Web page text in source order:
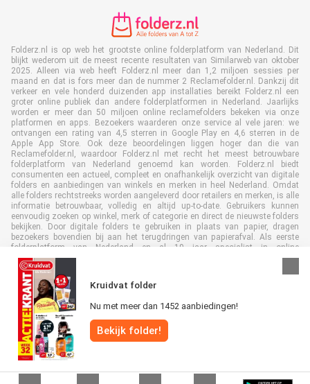
Kruidvat folder
Nu met meer dan 1452 aanbiedingen!
Bekijk folder!
Folderz.nl is op web het grootste online folderplatform van Nederland. Dit
blijkt wederom uit de meest recente resultaten van Similarweb van oktober
2025. Alleen via web heeft Folderz.nl meer dan 1,2 miljoen sessies per
maand en dat is fors meer dan de nummer 2 Reclamefolder.nl. Dankzij dit
verkeer en vele honderd duizenden app installaties bereikt Folderz.nl een
groter online publiek dan andere folderplatformen in Nederland. Jaarlijks
worden er meer dan 50 miljoen online reclamefolders bekeken via onze
platformen en apps. Bezoekers waarderen onze service al vele jaren: we
ontvangen een rating van 4,5 sterren in Google Play en 4,6 sterren in de
Apple App Store. Ook deze beoordelingen liggen hoger dan die van
Reclamefolder.nl, waardoor Folderz.nl met recht het meest betrouwbare
folderplatform van Nederland genoemd kan worden. Folderz.nl biedt
consumenten een actueel, compleet en onafhankelijk overzicht van digitale
folders en aanbiedingen van winkels en merken in heel Nederland. Omdat
alle folders rechtstreeks worden aangeleverd door retailers en merken, is alle
informatie betrouwbaar, volledig en altijd up-to-date. Gebruikers kunnen
eenvoudig zoeken op winkel, merk of categorie en direct de nieuwste folders
bekijken. Door digitale folders te gebruiken in plaats van papier, dragen
bezoekers bovendien bij aan het terugdringen van papierafval. Als eerste
folderplatform van Nederland en al 19 jaar specialist in online
folderpublicaties, heeft Folderz.nl duurzame samenwerkingen opgebouwd
met retailers en merken. Hierdoor zijn we uitgegroeid tot de toonaangevende
speler in de digitale foldermarkt.
Alle rechten voorbehouden © Folderz.nl 2026 |